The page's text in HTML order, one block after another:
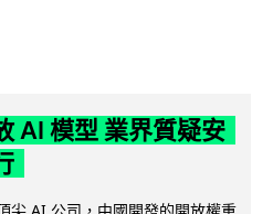
AI 模型 業界質疑安